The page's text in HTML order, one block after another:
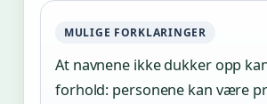
MULIGE FORKLARINGER
At navnene ikke dukker opp
forhold: personene kan være